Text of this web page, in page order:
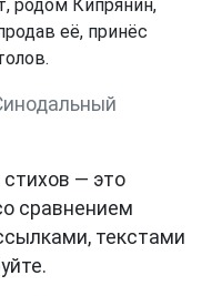
родом Кипрянин,
её, принёс
— это
сравнением
текстами